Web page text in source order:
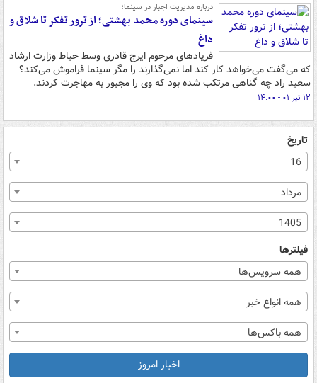
درباره مدیریت اجبار در سینما؛
سینمای دوره محمد بهشتی؛ از ترور تفکر تا شلاق و
داغ
فریادهای مرحوم ایرج قادری وسط حیاط وزارت ارشاد
که می‌گفت می‌خواهد کار کند اما نمی‌گذارند را مگر سینما فراموش می‌کند؟
سعید راد چه گناهی مرتکب شده بود که وی را مجبور به مهاجرت کردند.
۱۲ تیر ۰۱ - ۱۴:۰۰
تاریخ
16
مرداد
1405
فیلترها
همه سرویس‌ها
همه انواع خبر
همه باکس‌ها
اخبار امروز